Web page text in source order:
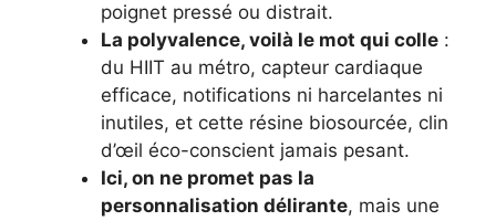
poignet pressé ou distrait.
La polyvalence, voilà le mot qui colle :
du HIIT au métro, capteur cardiaque
efficace, notifications ni harcelantes ni
inutiles, et cette résine biosourcée, clin
d’œil éco-conscient jamais pesant.
Ici, on ne promet pas la
personnalisation délirante, mais une